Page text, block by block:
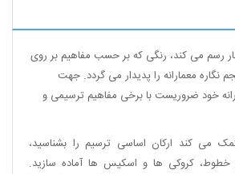
رسم می کند، رنگی که بر حسب مفاهیم بر روی
نگاره معمارانه را پدیدار می گردد. جهت
خود ضروریست با برخی مفاهیم ترسیمی و
می کند ارکان اساسی ترسیم را بشناسید،
کروکی ها و اسکیس ها آماده سازید.